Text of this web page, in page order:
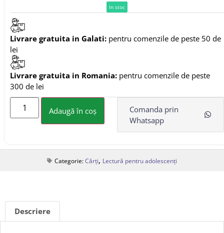
In stoc
Livrare gratuita in Galati: pentru comenzile de peste 50 de
lei
Livrare gratuita in Romania: pentru comenzile de peste
300 de lei
Adaugă în coș
Comanda prin
Whatsapp
Categorie:Cărți, Lectură pentru adolescenți
Descriere